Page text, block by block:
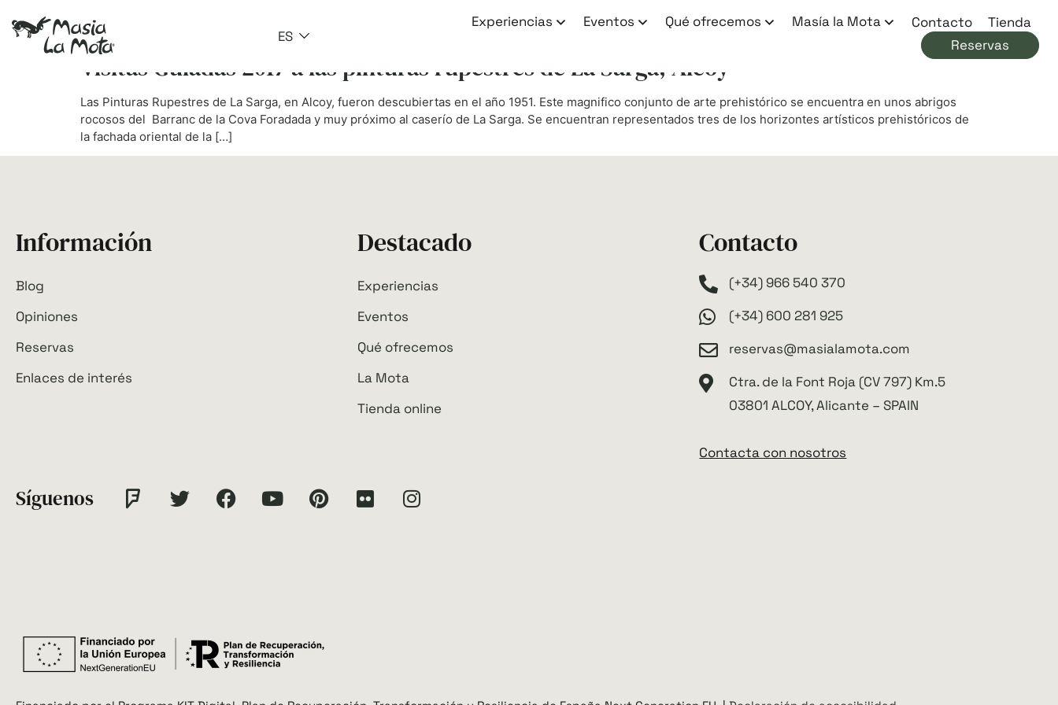
ES
Experiencias Eventos Qué ofrecemos Masía la Mota Contacto
Tienda
Reservas
Etiqueta: restaurantes en la costa blanca
Visitas Guiadas 2017 a las pinturas rupestres de La Sarga, Alcoy
Las Pinturas Rupestres de La Sarga, en Alcoy, fueron descubiertas en el año 1951. Este magnifico conjunto de arte prehistórico se encuentra en unos abrigos
rocosos del Barranc de la Cova Foradada y muy próximo al caserío de La Sarga. Se encuentran representados tres de los horizontes artísticos prehistóricos de
la fachada oriental de la […]
Información
Blog
Opiniones
Reservas
Enlaces de interés
Destacado
Experiencias
Eventos
Qué ofrecemos
La Mota
Tienda online
Contacto
(+34) 966 540 370
(+34) 600 281 925
reservas@masialamota.com
Ctra. de la Font Roja (CV 797) Km.5
03801 ALCOY, Alicante – SPAIN
Contacta con nosotros
Síguenos